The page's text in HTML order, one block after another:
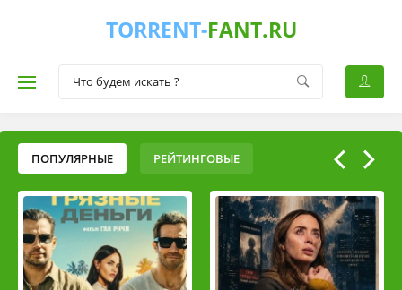
TORRENT-FANT.RU
ПОПУЛЯРНЫЕ РЕЙТИНГОВЫЕ